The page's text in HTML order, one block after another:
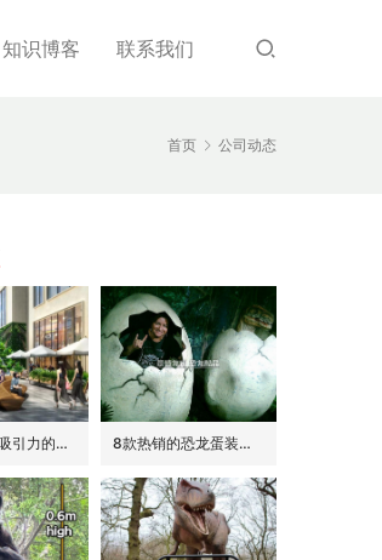
知识博客 联系我们
首页 公司动态
如何建立有吸引力的商场外围(恐龙或流行主题) 8款热销的恐龙蛋装饰(模型/雕塑)供参考